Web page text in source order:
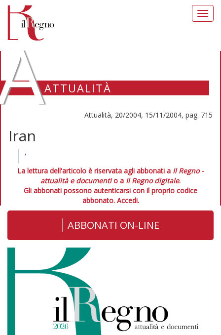
ATTUALITÀ
Attualità, 20/2004, 15/11/2004, pag. 715
Iran
La lettura dell'articolo è riservata agli abbonati a Il Regno -
attualità e documentio a Il Regno digitale.
Gli abbonati possono autenticarsi con il proprio codice
abbonato. Accedi.
ABBONATI ON-LINE